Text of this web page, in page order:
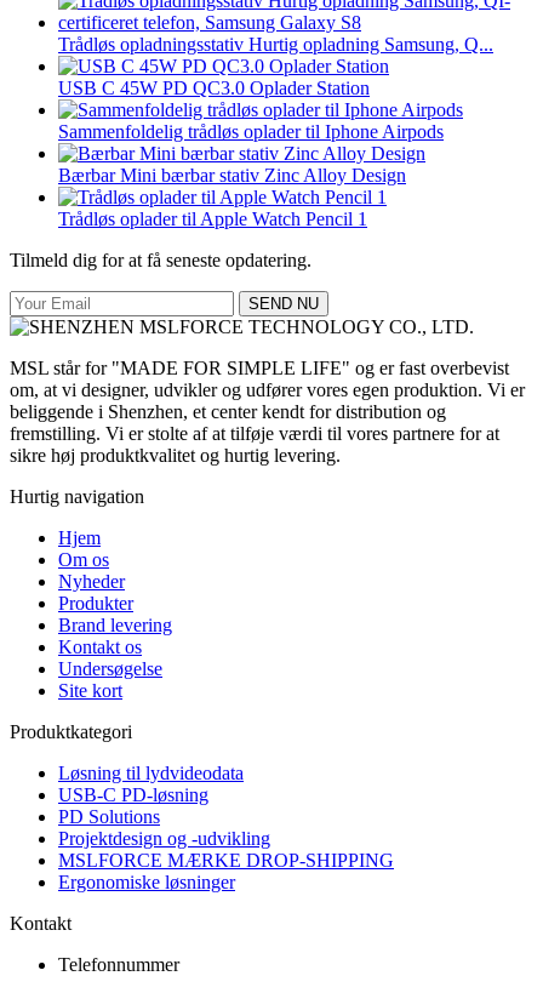
Trådløs opladningsstativ Hurtig opladning Samsung, Q...
USB C 45W PD QC3.0 Oplader Station
Sammenfoldelig trådløs oplader til Iphone Airpods
Bærbar Mini bærbar stativ Zinc Alloy Design
Trådløs oplader til Apple Watch Pencil 1
Tilmeld dig for at få seneste opdatering.
SEND NU
MSL står for "MADE FOR SIMPLE LIFE" og er fast overbevist
om, at vi designer, udvikler og udfører vores egen produktion. Vi er
beliggende i Shenzhen, et center kendt for distribution og
fremstilling. Vi er stolte af at tilføje værdi til vores partnere for at
sikre høj produktkvalitet og hurtig levering.
Hurtig navigation
Hjem
Om os
Nyheder
Produkter
Brand levering
Kontakt os
Undersøgelse
Site kort
Produktkategori
Løsning til lydvideodata
USB-C PD-løsning
PD Solutions
Projektdesign og -udvikling
MSLFORCE MÆRKE DROP-SHIPPING
Ergonomiske løsninger
Kontakt
Telefonnummer